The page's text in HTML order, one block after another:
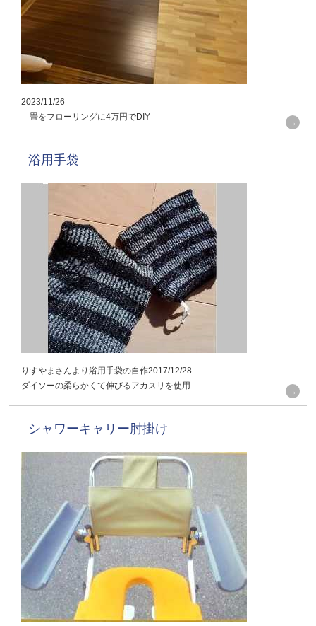
2023/11/26
畳をフローリングに4万円でDIY
浴用手袋
りすやまさんより浴用手袋の自作2017/12/28
ダイソーの柔らかくて伸びるアカスリを使用
シャワーキャリー肘掛け